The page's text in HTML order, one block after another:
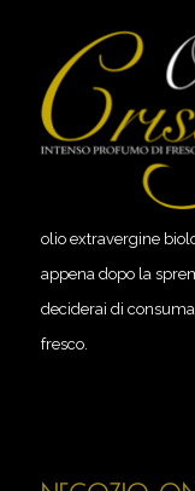
olio extravergine
appena dopo la
deciderai di
fresco.